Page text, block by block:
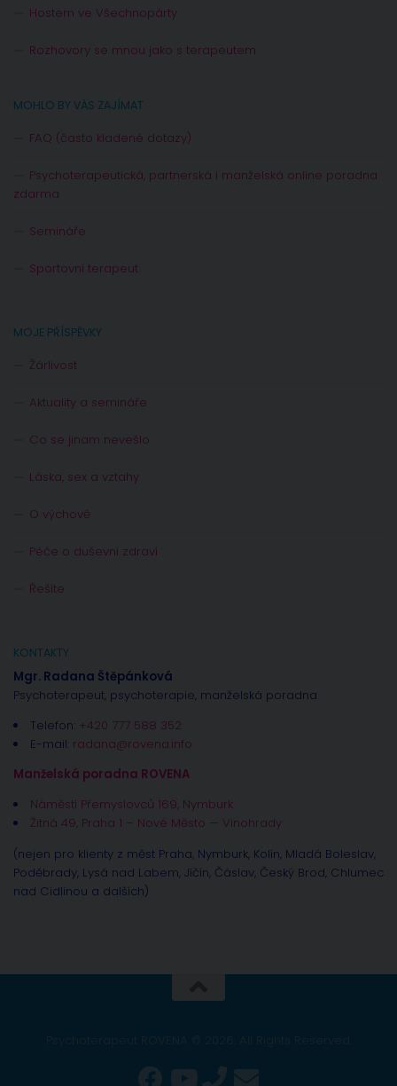
Hostem ve Všechnopárty
Rozhovory se mnou jako s terapeutem
MOHLO BY VÁS ZAJÍMAT
FAQ (často kladené dotazy)
Psychoterapeutická, partnerská i manželská online poradna
zdarma
Semináře
Sportovní terapeut
MOJE PŘÍSPĚVKY
Žárlivost
Aktuality a semináře
Co se jinam nevešlo
Láska, sex a vztahy
O výchově
Péče o duševní zdraví
Řešíte
KONTAKTY
Mgr. Radana Štěpánková
Psychoterapeut, psychoterapie, manželská poradna
Telefon: +420 777 588 352
E-mail: radana@rovena.info
Manželská poradna ROVENA
Náměstí Přemyslovců 169, Nymburk
Žitná 49, Praha 1 – Nové Město — Vinohrady
(nejen pro klienty z měst Praha, Nymburk, Kolín, Mladá Boleslav,
Poděbrady, Lysá nad Labem, Jíčín, Čáslav, Český Brod, Chlumec
nad Cidlinou a dalších)